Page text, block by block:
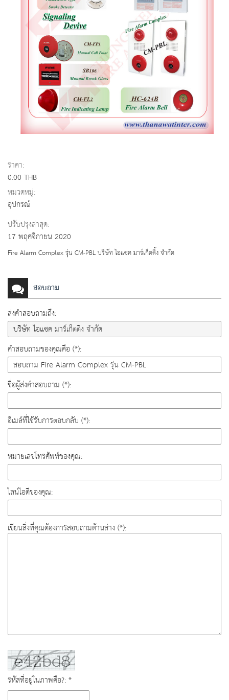
ราคา:
0.00 THB
หมวดหมู่:
อุปกรณ์
ปรับปรุงล่าสุด:
17 พฤศจิกายน 2020
Fire Alarm Complex รุ่น CM-PBL บริษัท ไอแซค มาร์เก็ตติ้ง จำกัด
สอบถาม
ส่งคำสอบถามถึง:
คำสอบถามของคุณคือ (*):
ชื่อผู้ส่งคำสอบถาม (*):
อีเมล์ที่ใช้รับการตอบกลับ (*):
หมายเลขโทรศัพท์ของคุณ:
ไลน์ไอดีของคุณ:
เขียนสิ่งที่คุณต้องการสอบถามด้านล่าง (*):
รหัสที่อยู่ในภาพคือ?: *